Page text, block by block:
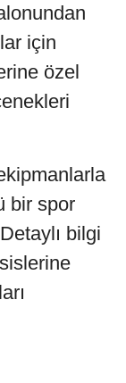
için
özel
bir spor
bilgi